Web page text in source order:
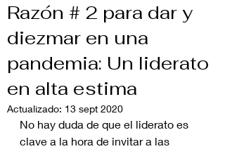
Razón # 2 para dar y
diezmar en una
pandemia: Un liderato
en alta estima
Actualizado: 13 sept 2020
No hay duda de que el liderato es
clave a la hora de invitar a las